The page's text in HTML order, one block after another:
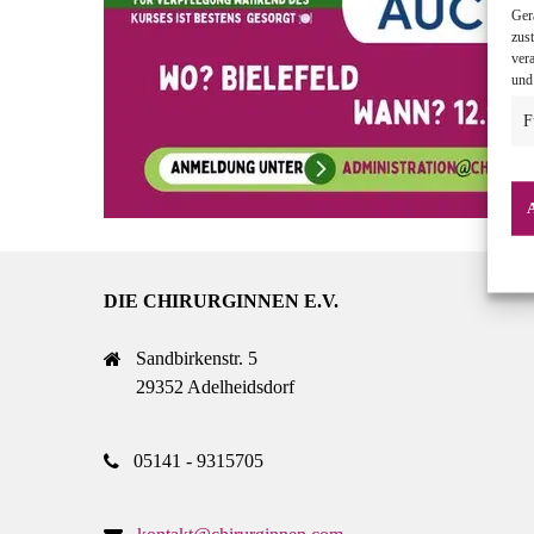
DIE CHIRURGINNEN E.V.
Sandbirkenstr. 5
29352 Adelheidsdorf
05141 - 9315705